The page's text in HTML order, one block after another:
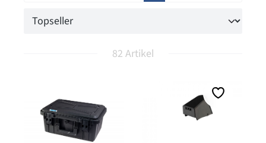
82 Artikel